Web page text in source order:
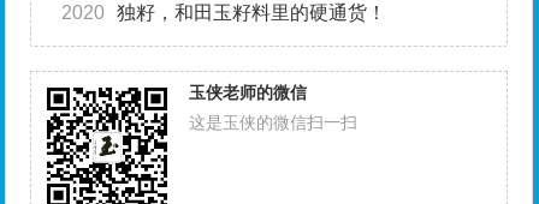
2020 独籽，和田玉籽料里的硬通货！
玉侠老师的微信
这是玉侠的微信扫一扫